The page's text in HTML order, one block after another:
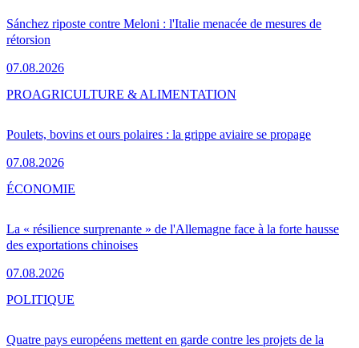
Sánchez riposte contre Meloni : l'Italie menacée de mesures de
rétorsion
07.08.2026
Poulets, bovins et ours polaires : la grippe aviaire se propage
07.08.2026
PROAGRICULTURE & ALIMENTATION
La « résilience surprenante » de l'Allemagne face à la forte hausse
des exportations chinoises
07.08.2026
ÉCONOMIE
Quatre pays européens mettent en garde contre les projets de la
POLITIQUE